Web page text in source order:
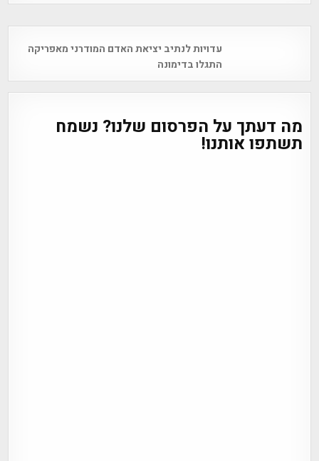
navigationעדויות לנתיב יציאת האדם המודרני מאפריקה
התגלו בדימונה
מה דעתך על הפרסום שלנו? נשמח
תשתפו אותנו!